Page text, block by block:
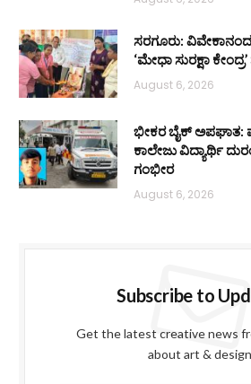
ಸರಗೂರು: ವಿವೇಕಾನಂದ
‘ಮೇಧಾ ಸುರಕ್ಷಾ
August 6, 2026
ಭೀಕರ ಬೈಕ್ ಅಪಘಾತ:
ಕಾಲೇಜು ವಿದ್ಯಾರ್ಥಿ
ಗಂಭೀರ
August 6, 2026
Subscribe to
Get the latest creative news
about art &